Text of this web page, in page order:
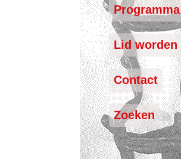
Programma
Lid worden
Contact
Zoeken